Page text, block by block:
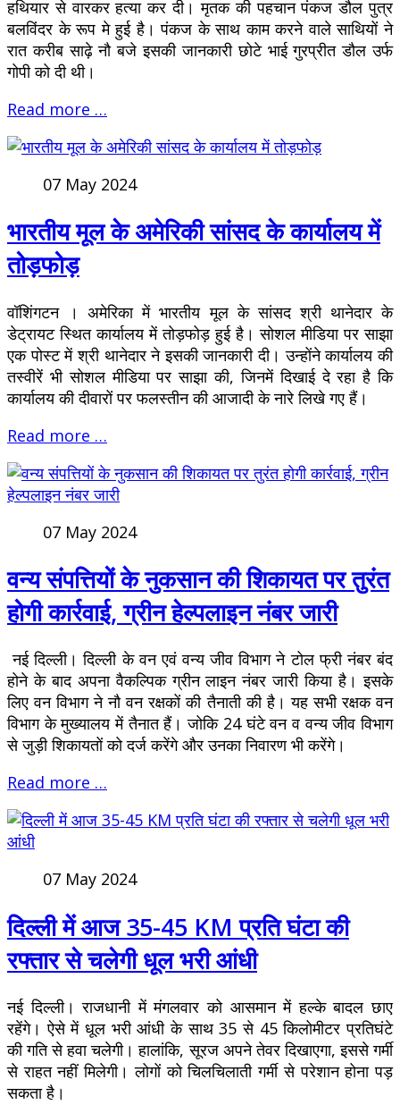
हथियार से वारकर हत्या कर दी। मृतक की पहचान पंकज डौल पुत्र
बलविंदर के रूप मे हुई है। पंकज के साथ काम करने वाले साथियों ने
रात करीब साढ़े नौ बजे इसकी जानकारी छोटे भाई गुरप्रीत डौल उर्फ
गोपी को दी थी।
Read more …
07 May 2024
भारतीय मूल के अमेरिकी सांसद के कार्यालय में
तोड़फोड़
वॉशिंगटन । अमेरिका में भारतीय मूल के सांसद श्री थानेदार के
डेट्रायट स्थित कार्यालय में तोड़फोड़ हुई है। सोशल मीडिया पर साझा
एक पोस्ट में श्री थानेदार ने इसकी जानकारी दी। उन्होंने कार्यालय की
तस्वीरें भी सोशल मीडिया पर साझा की, जिनमें दिखाई दे रहा है कि
कार्यालय की दीवारों पर फलस्तीन की आजादी के नारे लिखे गए हैं।
Read more …
07 May 2024
वन्य संपत्तियों के नुकसान की शिकायत पर तुरंत
होगी कार्रवाई, ग्रीन हेल्पलाइन नंबर जारी
नई दिल्ली। दिल्ली के वन एवं वन्य जीव विभाग ने टोल फ्री नंबर बंद
होने के बाद अपना वैकल्पिक ग्रीन लाइन नंबर जारी किया है। इसके
लिए वन विभाग ने नौ वन रक्षकों की तैनाती की है। यह सभी रक्षक वन
विभाग के मुख्यालय में तैनात हैं। जोकि 24 घंटे वन व वन्य जीव विभाग
से जुड़ी शिकायतों को दर्ज करेंगे और उनका निवारण भी करेंगे।
Read more …
07 May 2024
दिल्ली में आज 35-45 KM प्रति घंटा की
रफ्तार से चलेगी धूल भरी आंधी
नई दिल्ली। राजधानी में मंगलवार को आसमान में हल्के बादल छाए
रहेंगे। ऐसे में धूल भरी आंधी के साथ 35 से 45 किलोमीटर प्रतिघंटे
की गति से हवा चलेगी। हालांकि, सूरज अपने तेवर दिखाएगा, इससे गर्मी
से राहत नहीं मिलेगी। लोगों को चिलचिलाती गर्मी से परेशान होना पड़
सकता है।